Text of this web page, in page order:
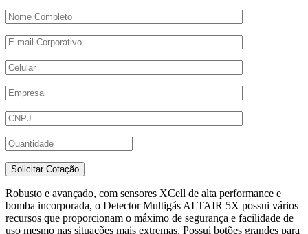
Robusto e avançado, com sensores XCell de alta performance e
bomba incorporada, o Detector Multigás ALTAIR 5X possui vários
recursos que proporcionam o máximo de segurança e facilidade de
uso mesmo nas situações mais extremas. Possui botões grandes para